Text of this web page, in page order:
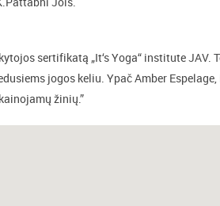
sertifikatą „It‘s Yoga“ institute
jogos keliu. Ypač Amber
žinių.”